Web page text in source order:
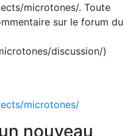
microtones/. Toute
sur le forum du
discussion/)
microtones/
nouveau